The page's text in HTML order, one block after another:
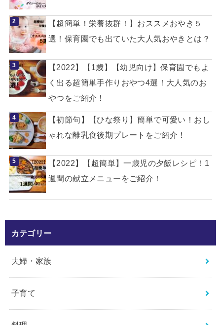
【超簡単！栄養抜群！】おススメおやき５
選！保育園でも出ていた大人気おやきとは？
【2022】【1歳】【幼児向け】保育園でもよ
く出る超簡単手作りおやつ4選！大人気のお
やつをご紹介！
【初節句】【ひな祭り】簡単で可愛い！おし
ゃれな離乳食後期プレートをご紹介！
【2022】【超簡単】一歳児の夕飯レシピ！1
週間の献立メニューをご紹介！
カテゴリー
夫婦・家族
子育て